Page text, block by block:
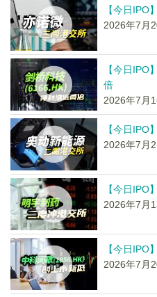
【今日IPO
2026年7月
【今日IPO
倍
2026年7月
【今日IPO
2026年7月
【今日IPO
2026年7月
【今日IPO
2026年7月